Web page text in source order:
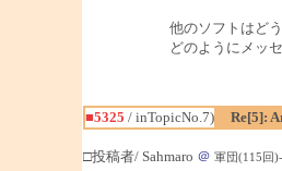
他のソフトはど
どのようにメッ
■5325 / inTopicNo.7)
Re[5]:
□投稿者/ Sahmaro ＠ 軍団(115回